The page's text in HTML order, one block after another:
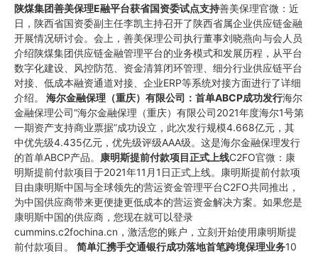
陕煤集团善美保理E融平台获省国资委试点支持善美保理官微：近
日，陕西省国资委副主任李凯主持召开了陕西省属企业供应链金融
开展情况研讨会。会上，善美保理公司执行董事刘晓燕向与会人员
介绍陕煤集团供应链金融管理平台的业务模式和发展历程，从平台
数字化建设、风控防范、资金清算闭环管理、细分行业供应链平台
对接、低成本融资通道对接、企业ERP等系统对接方面进行了详细
介绍。
海尔金融保理（重庆）有限公司：首单ABCP成功发行海尔
金融保理公司“海尔金融保理（重庆）有限公司2021年度海尔1号第
一期资产支持商业票据”成功设立，此次发行规模4.668亿元，其
中优先级4.435亿元，优先级评级AAA级。这是海尔金融保理发行
的首单ABCP产品。 康明斯提前付款项目正式上线C2FO官微：康
明斯提前付款项目于2021年11月1日正式上线。康明斯提前付款项
目由康明斯中国与全球领先的营运资金管理平台C2FO共同推出，
为中国供应商带来更便捷更低成本的营运资金解决方案。如果您是
康明斯中国的供应商，您现在就可以登录
cummins.c2fochina.cn，激活您的账户，立刻开始使用康明斯提
前付款项目。 简单汇携手交通银行成功落地首笔跨境保理业务10